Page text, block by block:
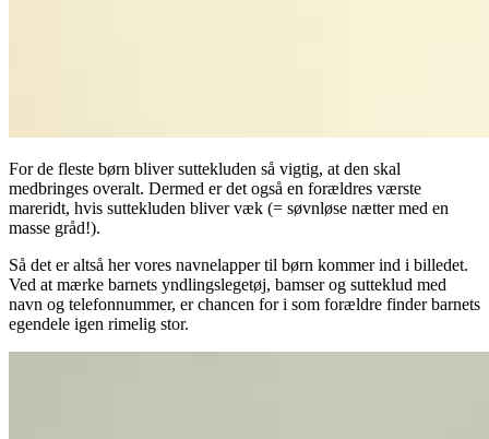
For de fleste børn bliver suttekluden så vigtig, at den skal
medbringes overalt. Dermed er det også en forældres værste
mareridt, hvis suttekluden bliver væk (= søvnløse nætter med en
masse gråd!).
Så det er altså her vores navnelapper til børn kommer ind i billedet.
Ved at mærke barnets yndlingslegetøj, bamser og sutteklud med
navn og telefonnummer, er chancen for i som forældre finder barnets
egendele igen rimelig stor.